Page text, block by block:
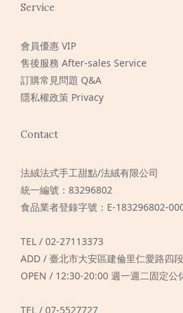
Service
會員優惠 VIP
售後服務 After-sales Service
訂購常見問題 Q&A
隱私權政策 Privacy
Contact
法絨法式手工甜點/法絨有限公司
統一編號：83296802
食品業者登錄字號：E-183296802-
TEL / 02-27113373
ADD / 臺北市大安區建倫里仁愛路四
OPEN / 12:30-20:00 週一週二固定公
TEL / 07-5527727